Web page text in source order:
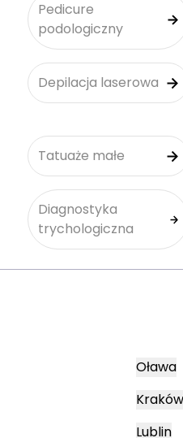
Pedicure
podologiczny
Depilacja laserowa
Tatuaże małe
Diagnostyka
trychologiczna
Oława
Kraków
Lublin